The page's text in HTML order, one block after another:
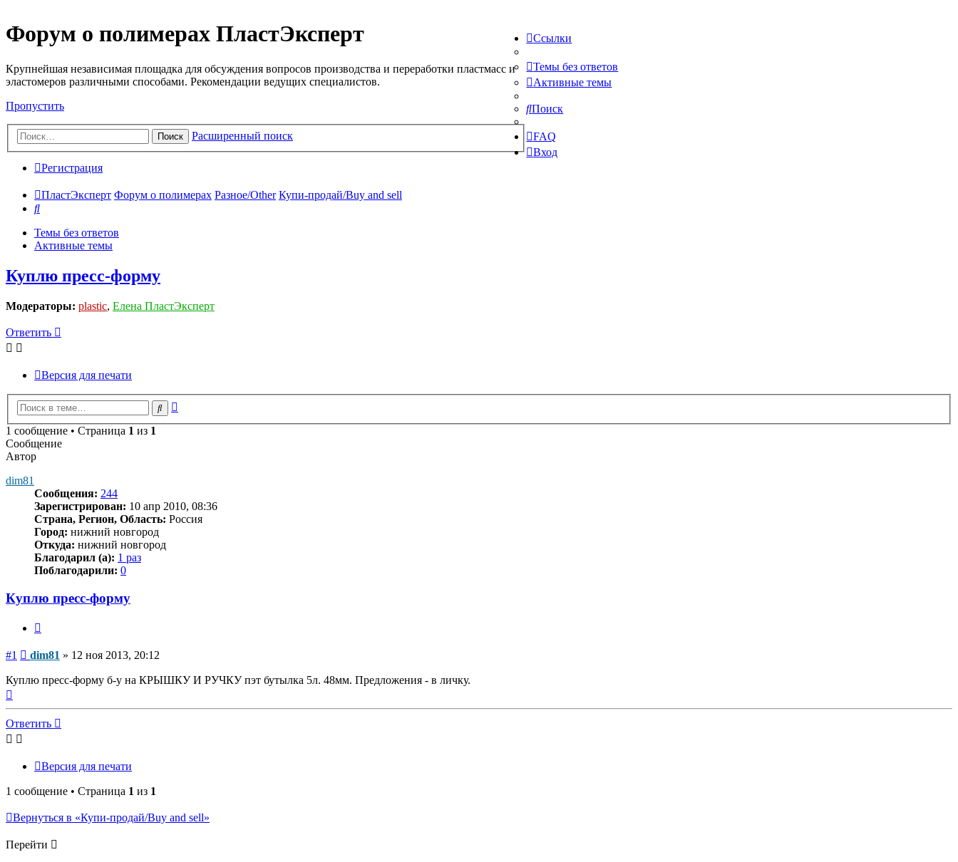
Форум о полимерах ПластЭксперт
Крупнейшая независимая площадка для обсуждения вопросов производства и переработки пластмасс и
эластомеров различными способами. Рекомендации ведущих специалистов.
Пропустить
Поиск Расширенный поиск
Ссылки
Темы без ответов
Активные темы
Поиск
FAQ
Вход
Регистрация
ПластЭксперт Форум о полимерах Разное/Other Купи-продай/Buy and sell
Поиск
Темы без ответов
Активные темы
Куплю пресс-форму
Модераторы: plastic, Елена ПластЭксперт
Ответить
Версия для печати
Поиск
1 сообщение • Страница 1 из 1
Сообщение
Автор
dim81
Сообщения: 244
Зарегистрирован: 10 апр 2010, 08:36
Страна, Регион, Область: Россия
Город: нижний новгород
Откуда: нижний новгород
Благодарил (а): 1 раз
Поблагодарили: 0
Куплю пресс-форму
#1 Сообщение
dim81 » 12 ноя 2013, 20:12
Куплю пресс-форму б-у на КРЫШКУ И РУЧКУ пэт бутылка 5л. 48мм. Предложения - в личку.
началу
Ответить
Версия для печати
1 сообщение • Страница 1 из 1
Вернуться в «Купи-продай/Buy and sell»
Перейти